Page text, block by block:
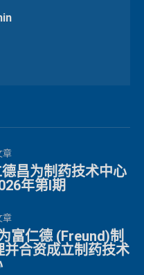
章
昌为制药技术中心
年第I期
章
富仁德 (Freund)制
合资成立制药技术